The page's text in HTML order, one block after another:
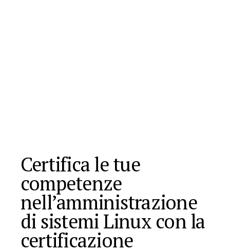
Certifica le tue
competenze
nell’amministrazione
di sistemi Linux con la
certificazione